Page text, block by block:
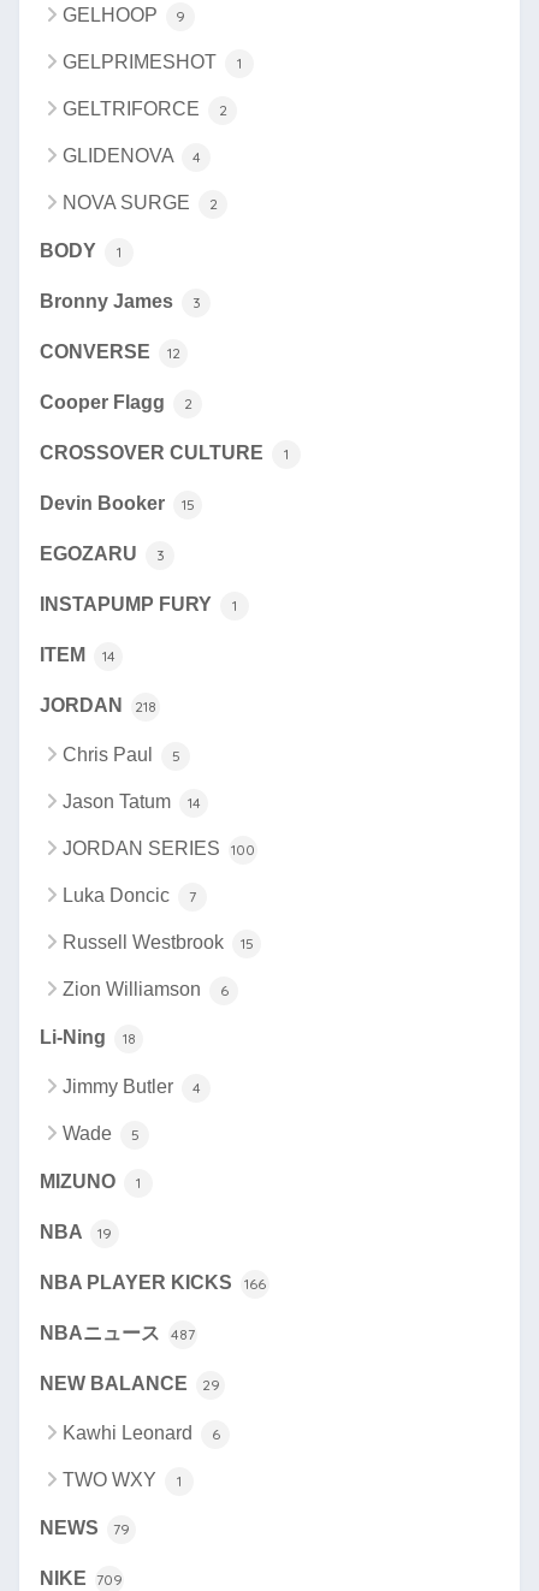
GELHOOP 9
GELPRIMESHOT 1
GELTRIFORCE 2
GLIDENOVA 4
NOVA SURGE 2
BODY 1
Bronny James 3
CONVERSE 12
Cooper Flagg 2
CROSSOVER CULTURE 1
Devin Booker 15
EGOZARU 3
INSTAPUMP FURY 1
ITEM 14
JORDAN 218
Chris Paul 5
Jason Tatum 14
JORDAN SERIES 100
Luka Doncic 7
Russell Westbrook 15
Zion Williamson 6
Li-Ning 18
Jimmy Butler 4
Wade 5
MIZUNO 1
NBA 19
NBA PLAYER KICKS 166
NBAニュース 487
NEW BALANCE 29
Kawhi Leonard 6
TWO WXY 1
NEWS 79
NIKE 709